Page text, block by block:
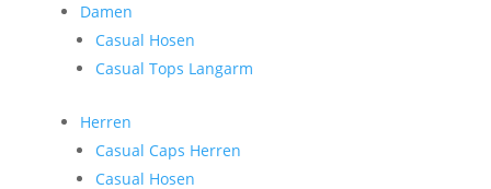
Damen
Casual Hosen
Casual Tops Langarm
Herren
Casual Caps Herren
Casual Hosen